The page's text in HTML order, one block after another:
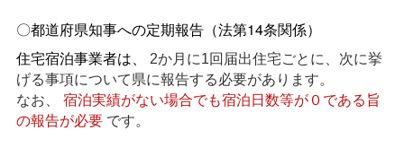
〇都道府県知事への定期報告（法第14条関係）
住宅宿泊事業者は、
2か月に1回届出住宅ごとに、次に挙
げる事項について県に報告する必要があります。
なお、
宿泊実績がない場合でも宿泊日数等が０である旨
の報告が必要 です。